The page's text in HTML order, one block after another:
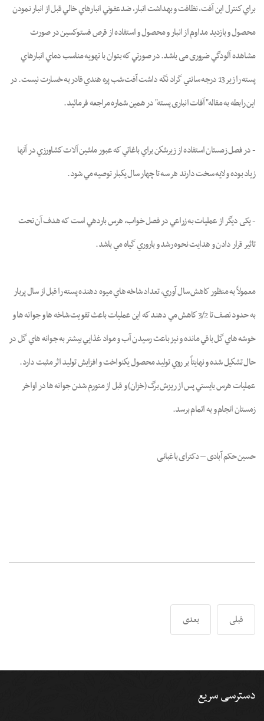
براي كنترل اين آفت، نظافت و بهداشت انبار، ضدعفوني انبارهاي خالي قبل از انبار نمودن
محصول و بازديد مداوم از انبار و محصول و استفاده از قرص فستوكسين در صورت
مشاهده آلودگي ضروری می باشد. در صورتي كه بتوان با تهويه مناسب دماي انبارهاي
پسته را زير 13 درجه سانتي گراد نگه داشت آفت شب پره هندي قادر به خسارت نيست. در
این رابطه به مقاله" آفات انباری پسته" در همین شماره مراجعه فرمائید.
- در فصل زمستان استفاده از زيرشكن براي باغاتي كه عبور ماشين آلات كشاورزي در آنها
زياد بوده و لايه سخت دارند هر سه تا چهار سال يكبار توصيه مي شود.
- یکی دیگر از عملیات به زراعي در فصل خواب، هرس باردهي است که هدف آن تحت
تاثير قرار دادن و هدايت نحوه رشد و باروري گياه مي باشد.
معمولاً به منظور كاهش سال آوري، تعداد شاخه هاي ميوه دهنده پسته را قبل از سال پربار
به حدود نصف تا 3/2 كاهش مي دهند كه اين عمليات باعث تقويت شاخه ها و جوانه ها و
خوشه هاي گل باقي مانده و نيز باعث رسيدن آب و مواد غذايي بيشتر به جوانه هاي گل در
حال تشكيل شده و نهايتاً بر روي توليد محصول يكنواخت و افزايش توليد اثر مثبت دارد.
عمليات هرس بايستي پس از ريزش برگ (خزان) و قبل از متورم شدن جوانه ها در اواخر
زمستان انجام و به اتمام برسد.
حسین حکم آبادی – دکترای باغبانی
قبلی بعدی
دسترسی سریع